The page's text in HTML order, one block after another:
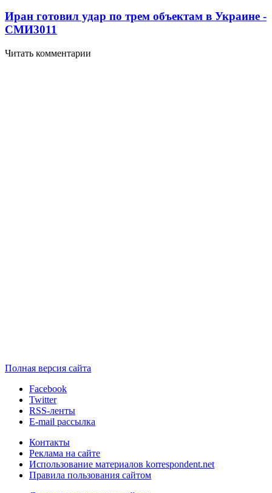
Иран готовил удар по трем объектам в Украине -
СМИ3011
Читать комментарии
Полная версия сайта
Facebook
Twitter
RSS-ленты
E-mail рассылка
Контакты
Реклама на сайте
Использование материалов korrespondent.net
Правила пользования сайтом